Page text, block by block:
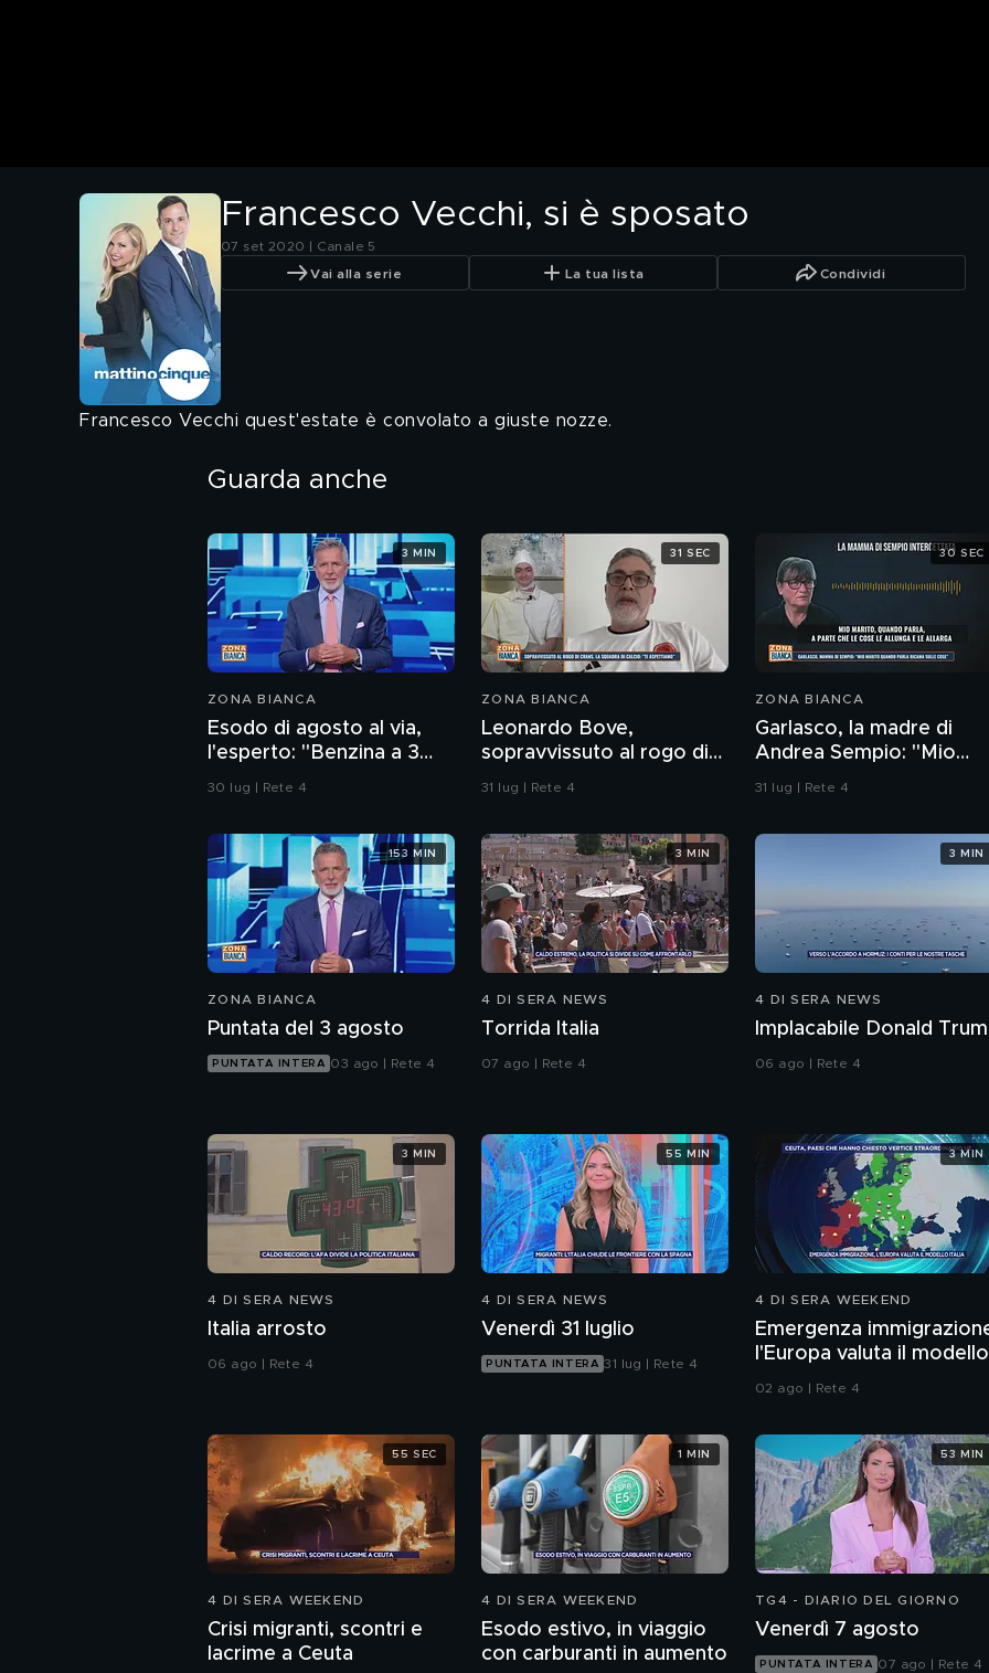
Francesco Vecchi, si è sposato
07 set 2020 | Canale 5
Vai alla serie La tua lista Condividi
Francesco Vecchi quest'estate è convolato a giuste nozze.
Guarda anche
ZONA BIANCA
Esodo di agosto al via,
l'esperto: "Benzina a 3
euro? Non lo escludo"
30 lug | Rete 4
3 MIN
ZONA BIANCA
Leonardo Bove,
sopravvissuto al rogo di
Crans-Montana, la
31 lug | Rete 4
31 SEC
ZONA BIANCA
Garlasco, la madre di
Andrea Sempio: "Mio
marito quando parla
31 lug | Rete 4
30 SEC
ZONA BIANCA
Puntata del 3 agosto
PUNTATA INTERA 03 ago | Rete 4
153 MIN
4 DI SERA NEWS
Torrida Italia
07 ago | Rete 4
3 MIN
4 DI SERA NEWS
Implacabile Donald
06 ago | Rete 4
3 MIN
4 DI SERA NEWS
Italia arrosto
06 ago | Rete 4
3 MIN
4 DI SERA NEWS
Venerdì 31 luglio
PUNTATA INTERA 31 lug | Rete 4
55 MIN
4 DI SERA WEEKEND
Emergenza
l'Europa valuta il modello
02 ago | Rete 4
3 MIN
4 DI SERA WEEKEND
Crisi migranti, scontri e
lacrime a Ceuta
55 SEC
4 DI SERA WEEKEND
Esodo estivo, in viaggio
con carburanti in aumento
1 MIN
TG4 - DIARIO DEL GIORNO
Venerdì 7 agosto
PUNTATA INTERA 07 ago | Rete 4
53 MIN